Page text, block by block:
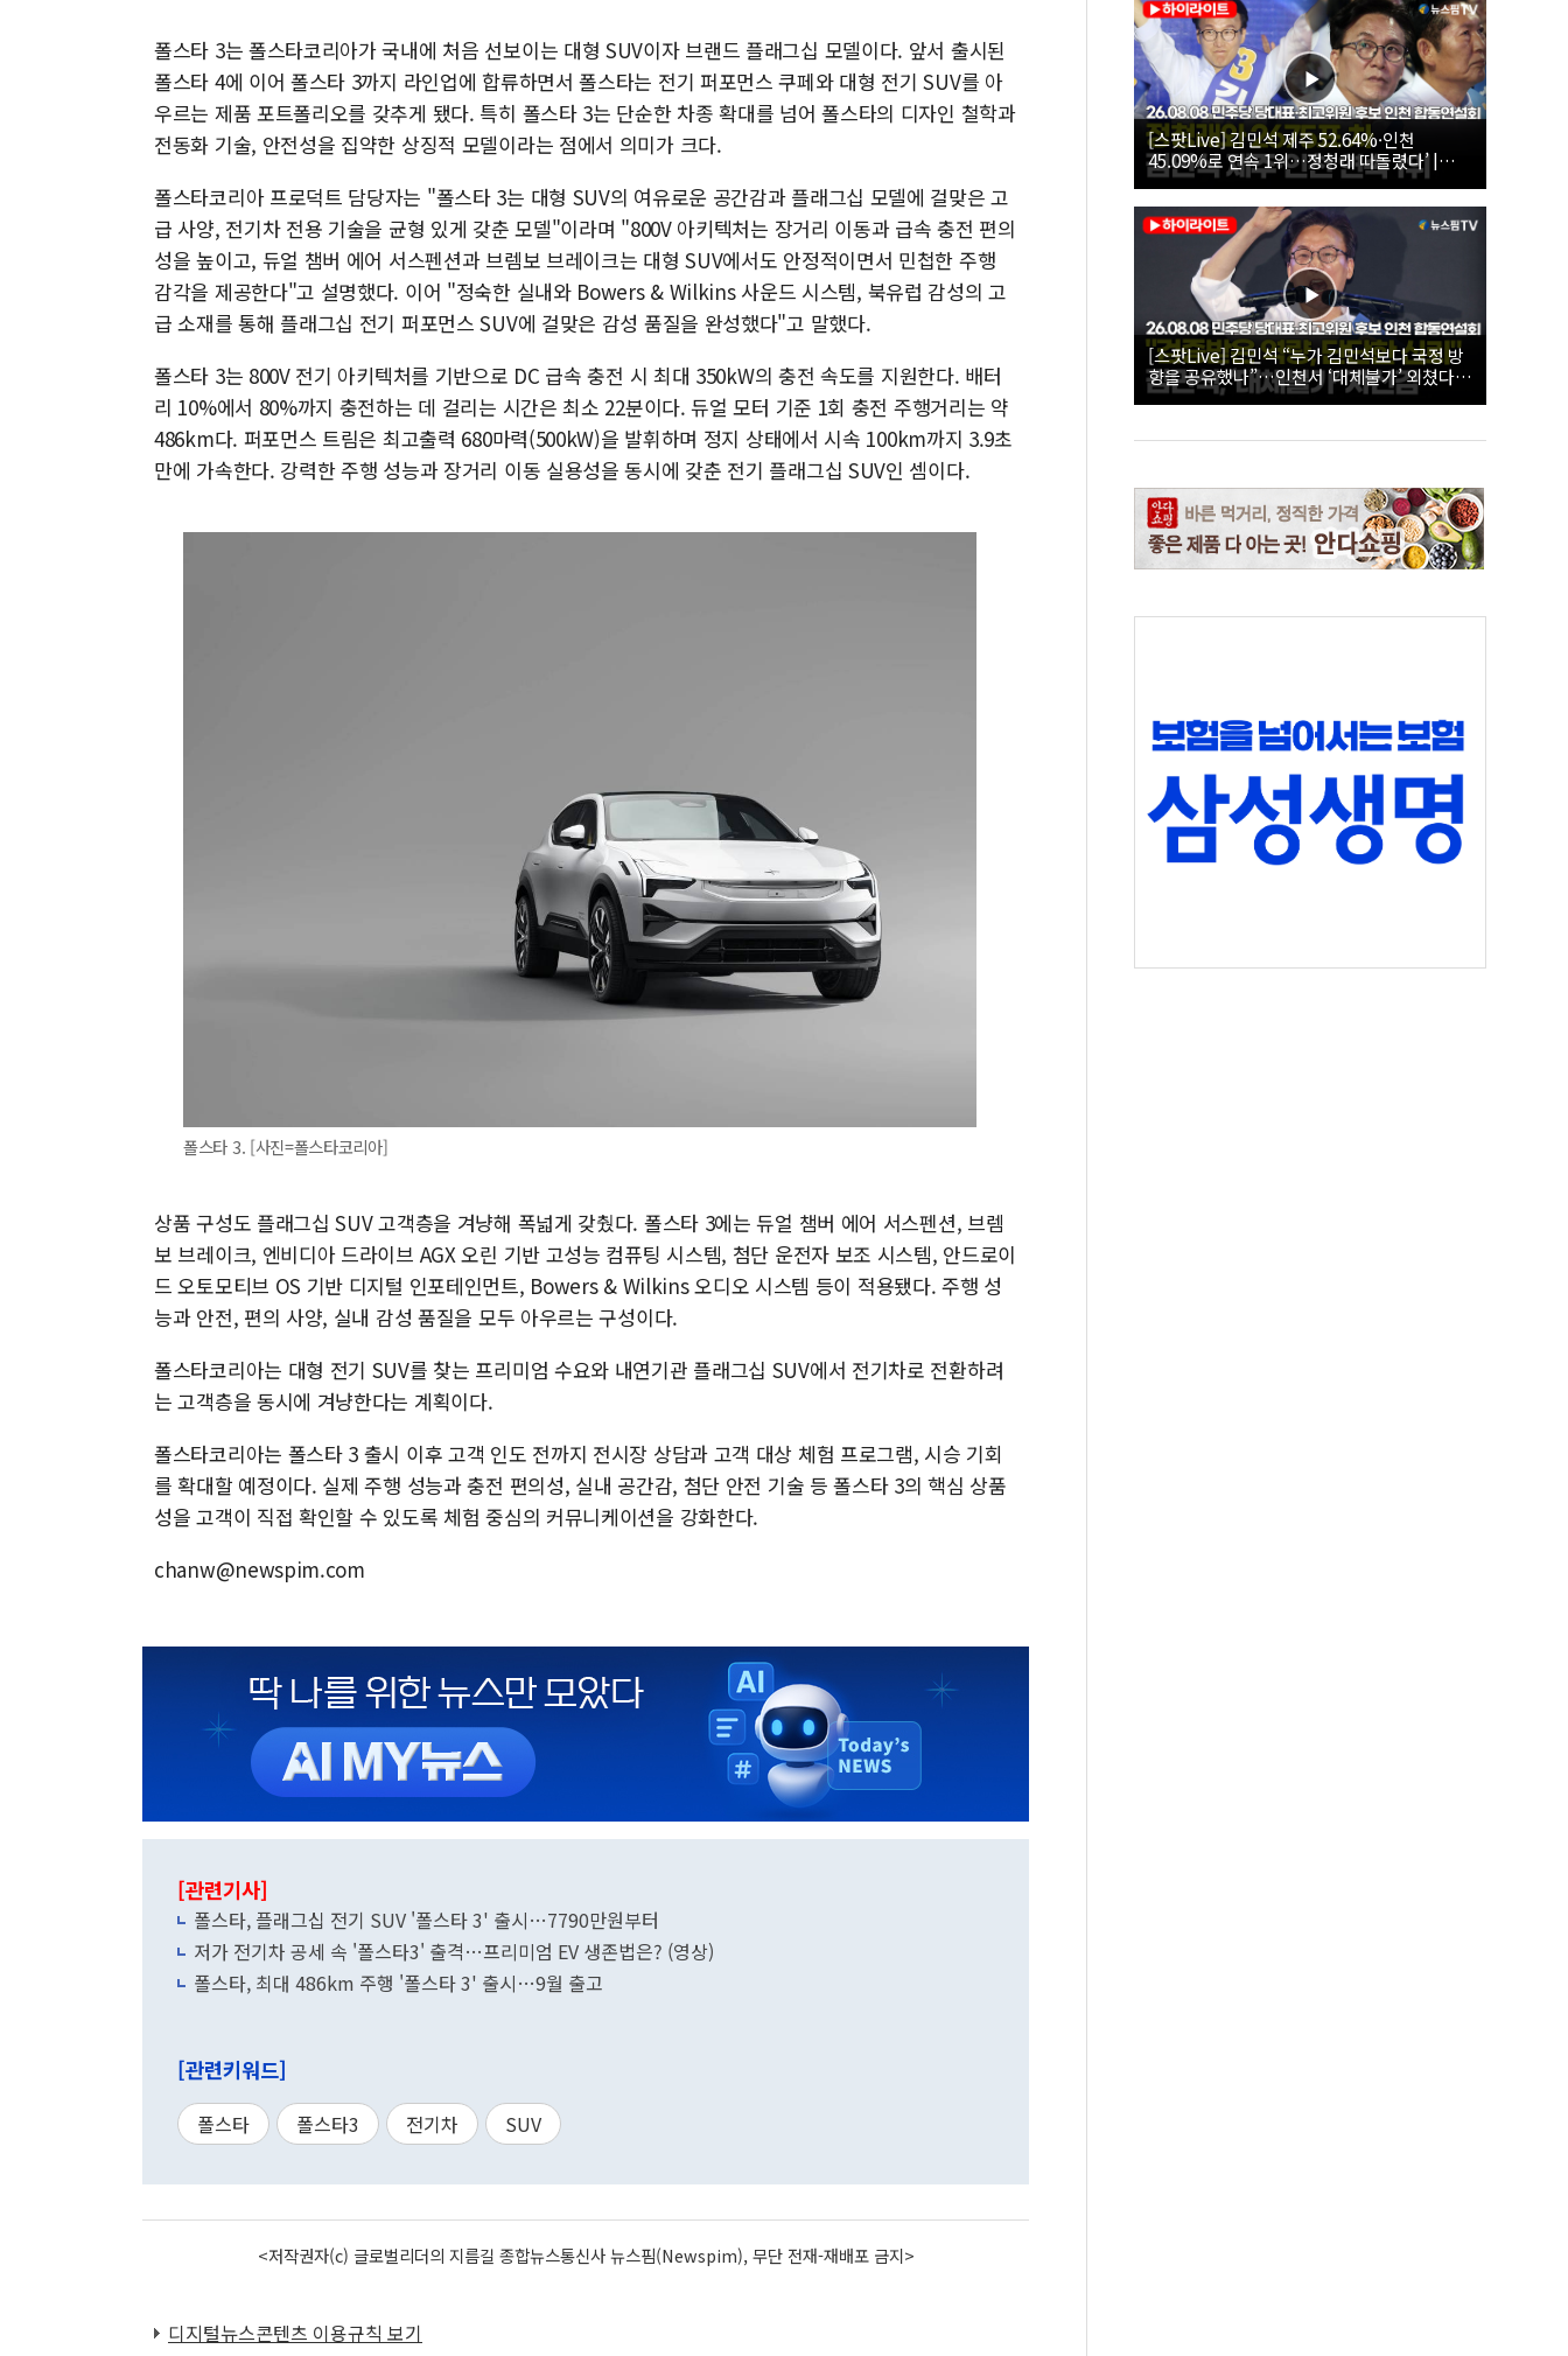
폴스타 3는 폴스타코리아가 국내에 처음 선보이는 대형 SUV이자 브랜드 플래그십 모델이다. 앞서 출시된
폴스타 4에 이어 폴스타 3까지 라인업에 합류하면서 폴스타는 전기 퍼포먼스 쿠페와 대형 전기 SUV를 아
우르는 제품 포트폴리오를 갖추게 됐다. 특히 폴스타 3는 단순한 차종 확대를 넘어 폴스타의 디자인 철학과
전동화 기술, 안전성을 집약한 상징적 모델이라는 점에서 의미가 크다.
폴스타코리아 프로덕트 담당자는 "폴스타 3는 대형 SUV의 여유로운 공간감과 플래그십 모델에 걸맞은 고
급 사양, 전기차 전용 기술을 균형 있게 갖춘 모델"이라며 "800V 아키텍처는 장거리 이동과 급속 충전 편의
성을 높이고, 듀얼 챔버 에어 서스펜션과 브렘보 브레이크는 대형 SUV에서도 안정적이면서 민첩한 주행
감각을 제공한다"고 설명했다. 이어 "정숙한 실내와 Bowers & Wilkins 사운드 시스템, 북유럽 감성의 고
급 소재를 통해 플래그십 전기 퍼포먼스 SUV에 걸맞은 감성 품질을 완성했다"고 말했다.
폴스타 3는 800V 전기 아키텍처를 기반으로 DC 급속 충전 시 최대 350kW의 충전 속도를 지원한다. 배터
리 10%에서 80%까지 충전하는 데 걸리는 시간은 최소 22분이다. 듀얼 모터 기준 1회 충전 주행거리는 약
486km다. 퍼포먼스 트림은 최고출력 680마력(500kW)을 발휘하며 정지 상태에서 시속 100km까지 3.9초
만에 가속한다. 강력한 주행 성능과 장거리 이동 실용성을 동시에 갖춘 전기 플래그십 SUV인 셈이다.
폴스타 3. [사진=폴스타코리아]
상품 구성도 플래그십 SUV 고객층을 겨냥해 폭넓게 갖췄다. 폴스타 3에는 듀얼 챔버 에어 서스펜션, 브렘
보 브레이크, 엔비디아 드라이브 AGX 오린 기반 고성능 컴퓨팅 시스템, 첨단 운전자 보조 시스템, 안드로이
드 오토모티브 OS 기반 디지털 인포테인먼트, Bowers & Wilkins 오디오 시스템 등이 적용됐다. 주행 성
능과 안전, 편의 사양, 실내 감성 품질을 모두 아우르는 구성이다.
폴스타코리아는 대형 전기 SUV를 찾는 프리미엄 수요와 내연기관 플래그십 SUV에서 전기차로 전환하려
는 고객층을 동시에 겨냥한다는 계획이다.
폴스타코리아는 폴스타 3 출시 이후 고객 인도 전까지 전시장 상담과 고객 대상 체험 프로그램, 시승 기회
를 확대할 예정이다. 실제 주행 성능과 충전 편의성, 실내 공간감, 첨단 안전 기술 등 폴스타 3의 핵심 상품
성을 고객이 직접 확인할 수 있도록 체험 중심의 커뮤니케이션을 강화한다.
chanw@newspim.com
[관련기사]
폴스타, 플래그십 전기 SUV '폴스타 3' 출시…7790만원부터
저가 전기차 공세 속 '폴스타3' 출격…프리미엄 EV 생존법은? (영상)
폴스타, 최대 486km 주행 '폴스타 3' 출시…9월 출고
[관련키워드]
폴스타 폴스타3 전기차 SUV
<저작권자(c) 글로벌리더의 지름길 종합뉴스통신사 뉴스핌(Newspim), 무단 전재-재배포 금지>
디지털뉴스콘텐츠 이용규칙 보기
[스팟Live] 김민석 제주 52.64%·인천
45.09%로 연속 1위…정청래 따돌렸다’ |
26.08.08 더불어민주당 당대표·최고위원 후
보 인천 합동연설회
[스팟Live] 김민석 “누가 김민석보다 국정 방
향을 공유했나”…인천서 ‘대체불가’ 외쳤다 |
26.08.08 더불어민주당 당대표·최고위원 후